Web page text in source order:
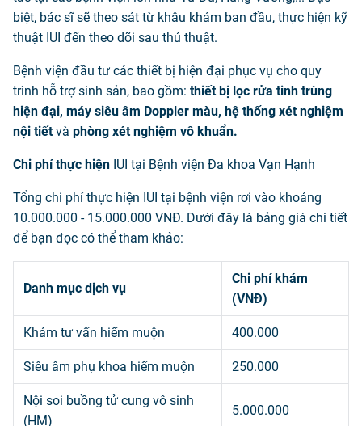
biệt, bác sĩ sẽ theo sát từ khâu khám ban đầu, thực hiện kỹ
thuật IUI đến theo dõi sau thủ thuật.
Bệnh viện đầu tư các thiết bị hiện đại phục vụ cho quy
trình hỗ trợ sinh sản, bao gồm: thiết bị lọc rửa tinh trùng
hiện đại, máy siêu âm Doppler màu, hệ thống xét nghiệm
nội tiếtvà phòng xét nghiệm vô khuẩn.
Chi phí thực hiện IUI tại Bệnh viện Đa khoa Vạn Hạnh
Tổng chi phí thực hiện IUI tại bệnh viện rơi vào khoảng
10.000.000 - 15.000.000 VNĐ. Dưới đây là bảng giá chi tiết
để bạn đọc có thể tham khảo:
Danh mục dịch vụ
Chi phí khám
(VNĐ)
Khám tư vấn hiếm muộn 400.000
Siêu âm phụ khoa hiếm muộn 250.000
Nội soi buồng tử cung vô sinh
(HM)
5.000.000